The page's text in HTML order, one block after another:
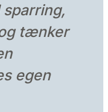
tænker
egen